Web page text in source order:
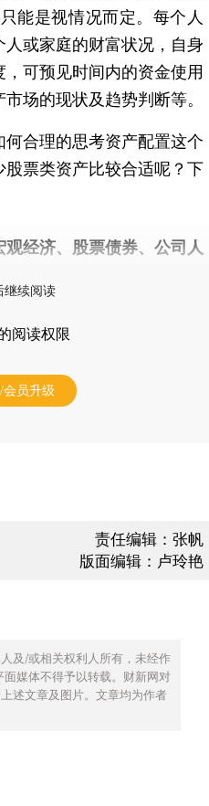
能是视情况而定。每个人
或家庭的财富状况，自身
可预见时间内的资金使用
场的现状及趋势判断等。
合理的思考资产配置这个
票类资产比较合适呢？下
观经济、股票债券、公司人
继续阅读
阅读权限
会员升级
责任编辑：张帆
版面编辑：卢玲艳
及/或相关权利人所有，未经作
媒体不得予以转载。财新网对
述文章及图片。文章均为作者